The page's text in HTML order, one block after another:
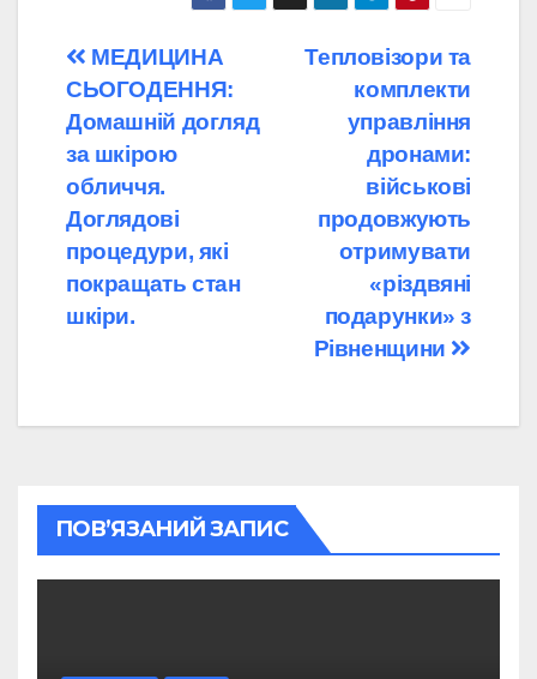
Навігація
записів
Тепловізори та
комплекти
управління
дронами:
військові
продовжують
отримувати
«різдвяні
подарунки» з
Рівненщини
МЕДИЦИНА
СЬОГОДЕННЯ:
Домашній догляд
за шкірою
обличчя.
Доглядові
процедури, які
покращать стан
шкіри.
ПОВ’ЯЗАНИЙ ЗАПИС